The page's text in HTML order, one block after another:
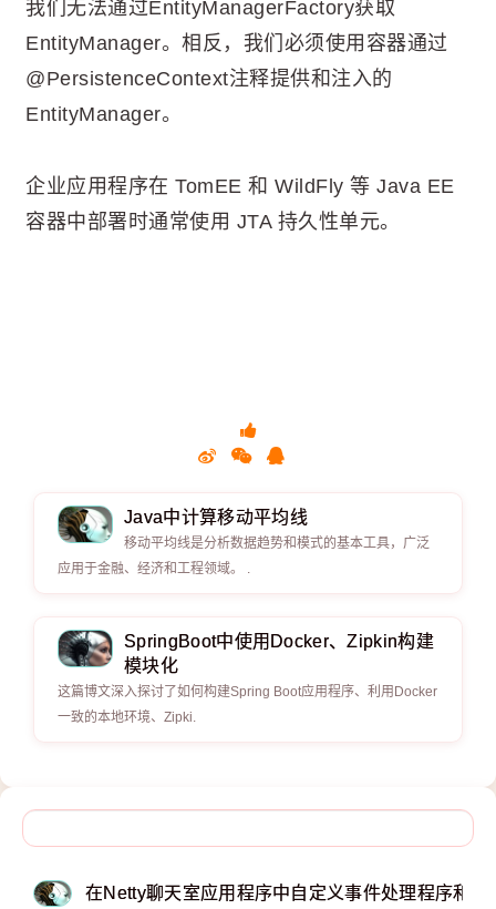
我们无法通过EntityManagerFactory获取
EntityManager。相反，我们必须使用容器通过
@PersistenceContext注释提供和注入的
EntityManager。
企业应用程序在 TomEE 和 WildFly 等 Java EE
容器中部署时通常使用 JTA 持久性单元。
Java中计算移动平均线
移动平均线是分析数据趋势和模式的基本工具，广泛
应用于金融、经济和工程领域。 .
SpringBoot中使用Docker、Zipkin构建
模块化
这篇博文深入探讨了如何构建Spring Boot应用程序、利用Docker
一致的本地环境、Zipki.
在Netty聊天室应用程序中自定义事件处理程序和侦